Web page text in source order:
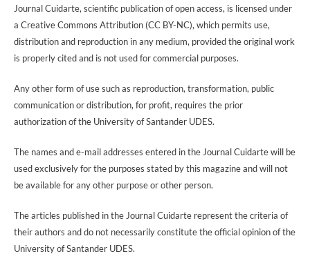
Journal Cuidarte, scientific publication of open access, is licensed under
a Creative Commons Attribution (CC BY-NC), which permits use,
distribution and reproduction in any medium, provided the original work
is properly cited and is not used for commercial purposes.
Any other form of use such as reproduction, transformation, public
communication or distribution, for profit, requires the prior
authorization of the University of Santander UDES.
The names and e-mail addresses entered in the Journal Cuidarte will be
used exclusively for the purposes stated by this magazine and will not
be available for any other purpose or other person.
The articles published in the Journal Cuidarte represent the criteria of
their authors and do not necessarily constitute the official opinion of the
University of Santander UDES.